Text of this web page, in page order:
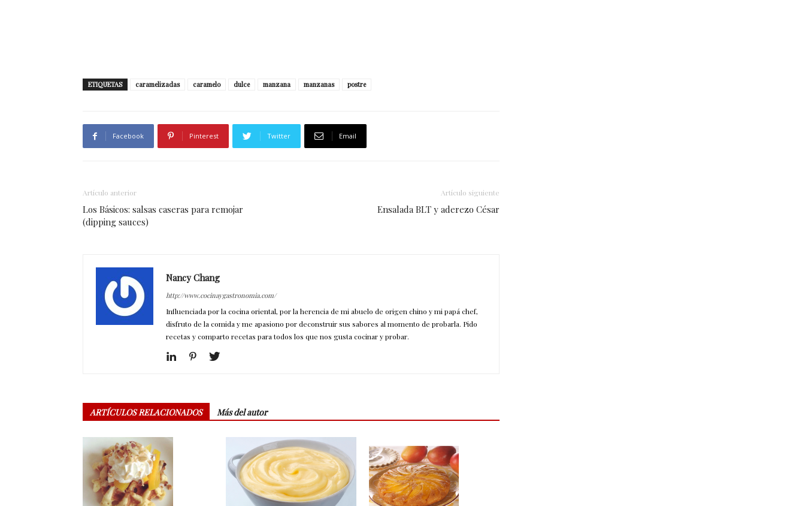
ETIQUETAS caramelizadas caramelo dulce manzana manzanas postre
Facebook Pinterest Twitter Email
Artículo anterior
Los Básicos: salsas caseras para remojar
(dipping sauces)
Artículo siguiente
Ensalada BLT y aderezo César
Nancy Chang
http://www.cocinaygastronomia.com/
Influenciada por la cocina oriental, por la herencia de mi abuelo de origen chino y mi papá chef,
disfruto de la comida y me apasiono por deconstruir sus sabores al momento de probarla. Pido
recetas y comparto recetas para todos los que nos gusta cocinar y probar.
ARTÍCULOS RELACIONADOS Más del autor